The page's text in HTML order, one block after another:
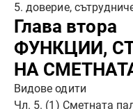
5. доверие,
Глава втора
ФУНКЦИИ,
НА
Видове одити
Чл. 5. (1) Сметната